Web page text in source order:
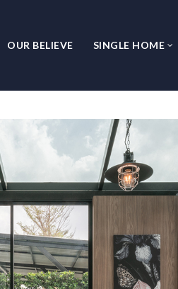
OUR BELIEVE SINGLE HOME